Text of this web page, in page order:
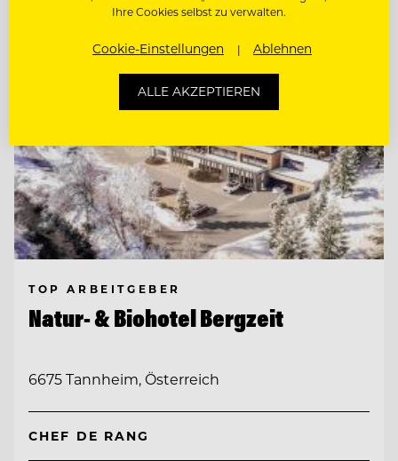
TOP ARBEITGEBER
Natur- & Biohotel Bergzeit
6675 Tannheim, Österreich
CHEF DE RANG
Ihre Cookies selbst zu verwalten.
Cookie-Einstellungen Ablehnen
ALLE AKZEPTIEREN